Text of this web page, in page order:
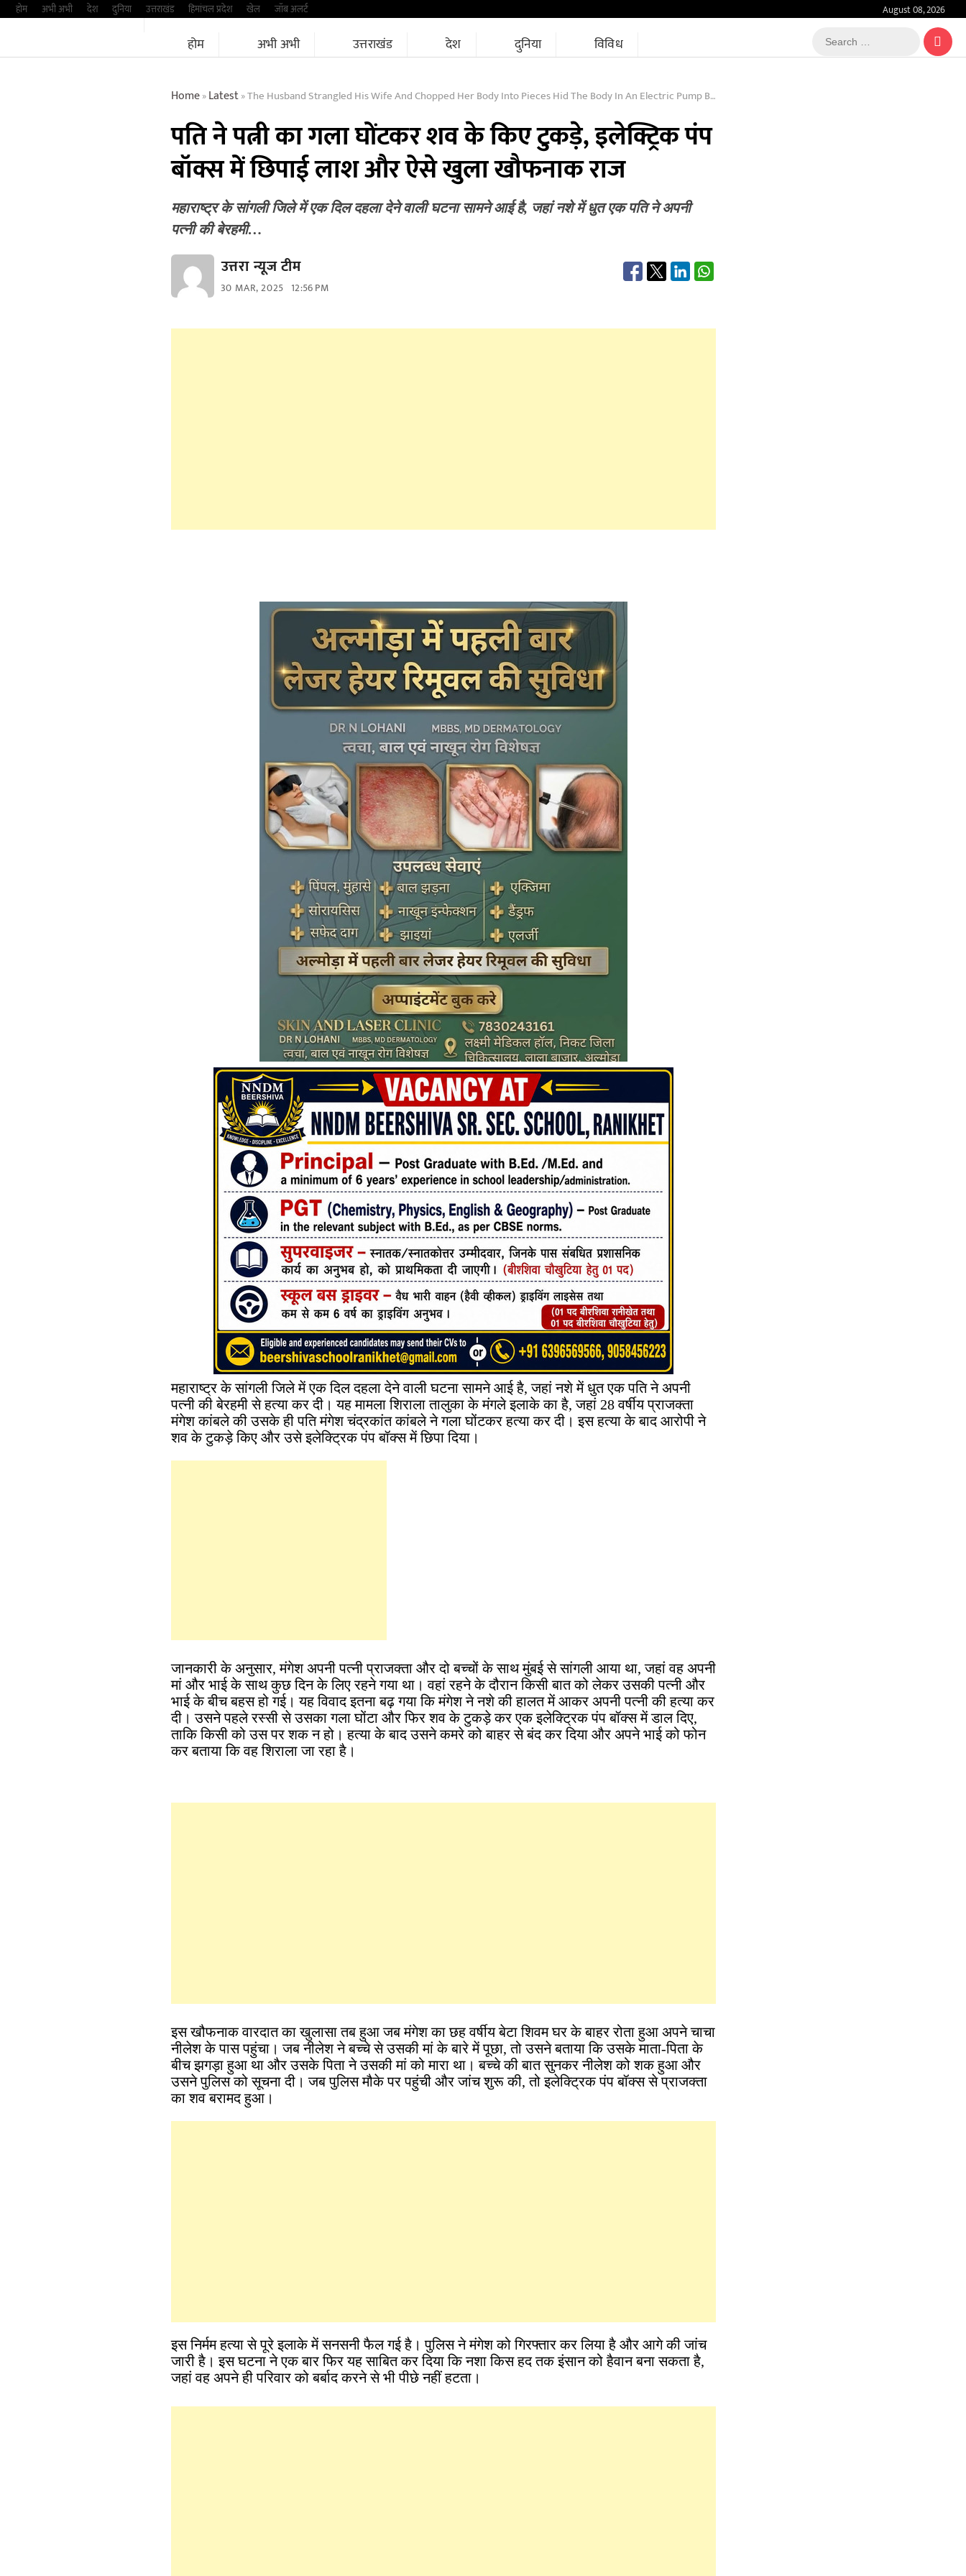
Skipहोम अभी अभी देश दुनिया उत्तराखंड हिमांचल प्रदेश खेल जॉब अलर्ट August 08, 2026
होम अभी अभी उत्तराखंड देश दुनिया विविध
Search
…
Home»Latest»The Husband Strangled His Wife And Chopped Her Body Into Pieces Hid The Body In An Electric Pump Box And The Horrifying Secret Was Revealed
पति ने पत्नी का गला घोंटकर शव के किए टुकड़े, इलेक्ट्रिक पंप
बॉक्स में छिपाई लाश और ऐसे खुला खौफनाक राज
महाराष्ट्र के सांगली जिले में एक दिल दहला देने वाली घटना सामने आई है, जहां नशे में धुत एक पति ने अपनी
पत्नी की बेरहमी…
उत्तरा न्यूज टीम
30 MAR, 2025 12:56 PM
महाराष्ट्र के सांगली जिले में एक दिल दहला देने वाली घटना सामने आई है, जहां नशे में धुत एक पति ने अपनी
पत्नी की बेरहमी से हत्या कर दी। यह मामला शिराला तालुका के मंगले इलाके का है, जहां 28 वर्षीय प्राजक्ता
मंगेश कांबले की उसके ही पति मंगेश चंद्रकांत कांबले ने गला घोंटकर हत्या कर दी। इस हत्या के बाद आरोपी ने
शव के टुकड़े किए और उसे इलेक्ट्रिक पंप बॉक्स में छिपा दिया।
जानकारी के अनुसार, मंगेश अपनी पत्नी प्राजक्ता और दो बच्चों के साथ मुंबई से सांगली आया था, जहां वह अपनी
मां और भाई के साथ कुछ दिन के लिए रहने गया था। वहां रहने के दौरान किसी बात को लेकर उसकी पत्नी और
भाई के बीच बहस हो गई। यह विवाद इतना बढ़ गया कि मंगेश ने नशे की हालत में आकर अपनी पत्नी की हत्या कर
दी। उसने पहले रस्सी से उसका गला घोंटा और फिर शव के टुकड़े कर एक इलेक्ट्रिक पंप बॉक्स में डाल दिए,
ताकि किसी को उस पर शक न हो। हत्या के बाद उसने कमरे को बाहर से बंद कर दिया और अपने भाई को फोन
कर बताया कि वह शिराला जा रहा है।
इस खौफनाक वारदात का खुलासा तब हुआ जब मंगेश का छह वर्षीय बेटा शिवम घर के बाहर रोता हुआ अपने चाचा
नीलेश के पास पहुंचा। जब नीलेश ने बच्चे से उसकी मां के बारे में पूछा, तो उसने बताया कि उसके माता-पिता के
बीच झगड़ा हुआ था और उसके पिता ने उसकी मां को मारा था। बच्चे की बात सुनकर नीलेश को शक हुआ और
उसने पुलिस को सूचना दी। जब पुलिस मौके पर पहुंची और जांच शुरू की, तो इलेक्ट्रिक पंप बॉक्स से प्राजक्ता
का शव बरामद हुआ।
इस निर्मम हत्या से पूरे इलाके में सनसनी फैल गई है। पुलिस ने मंगेश को गिरफ्तार कर लिया है और आगे की जांच
जारी है। इस घटना ने एक बार फिर यह साबित कर दिया कि नशा किस हद तक इंसान को हैवान बना सकता है,
जहां वह अपने ही परिवार को बर्बाद करने से भी पीछे नहीं हटता।